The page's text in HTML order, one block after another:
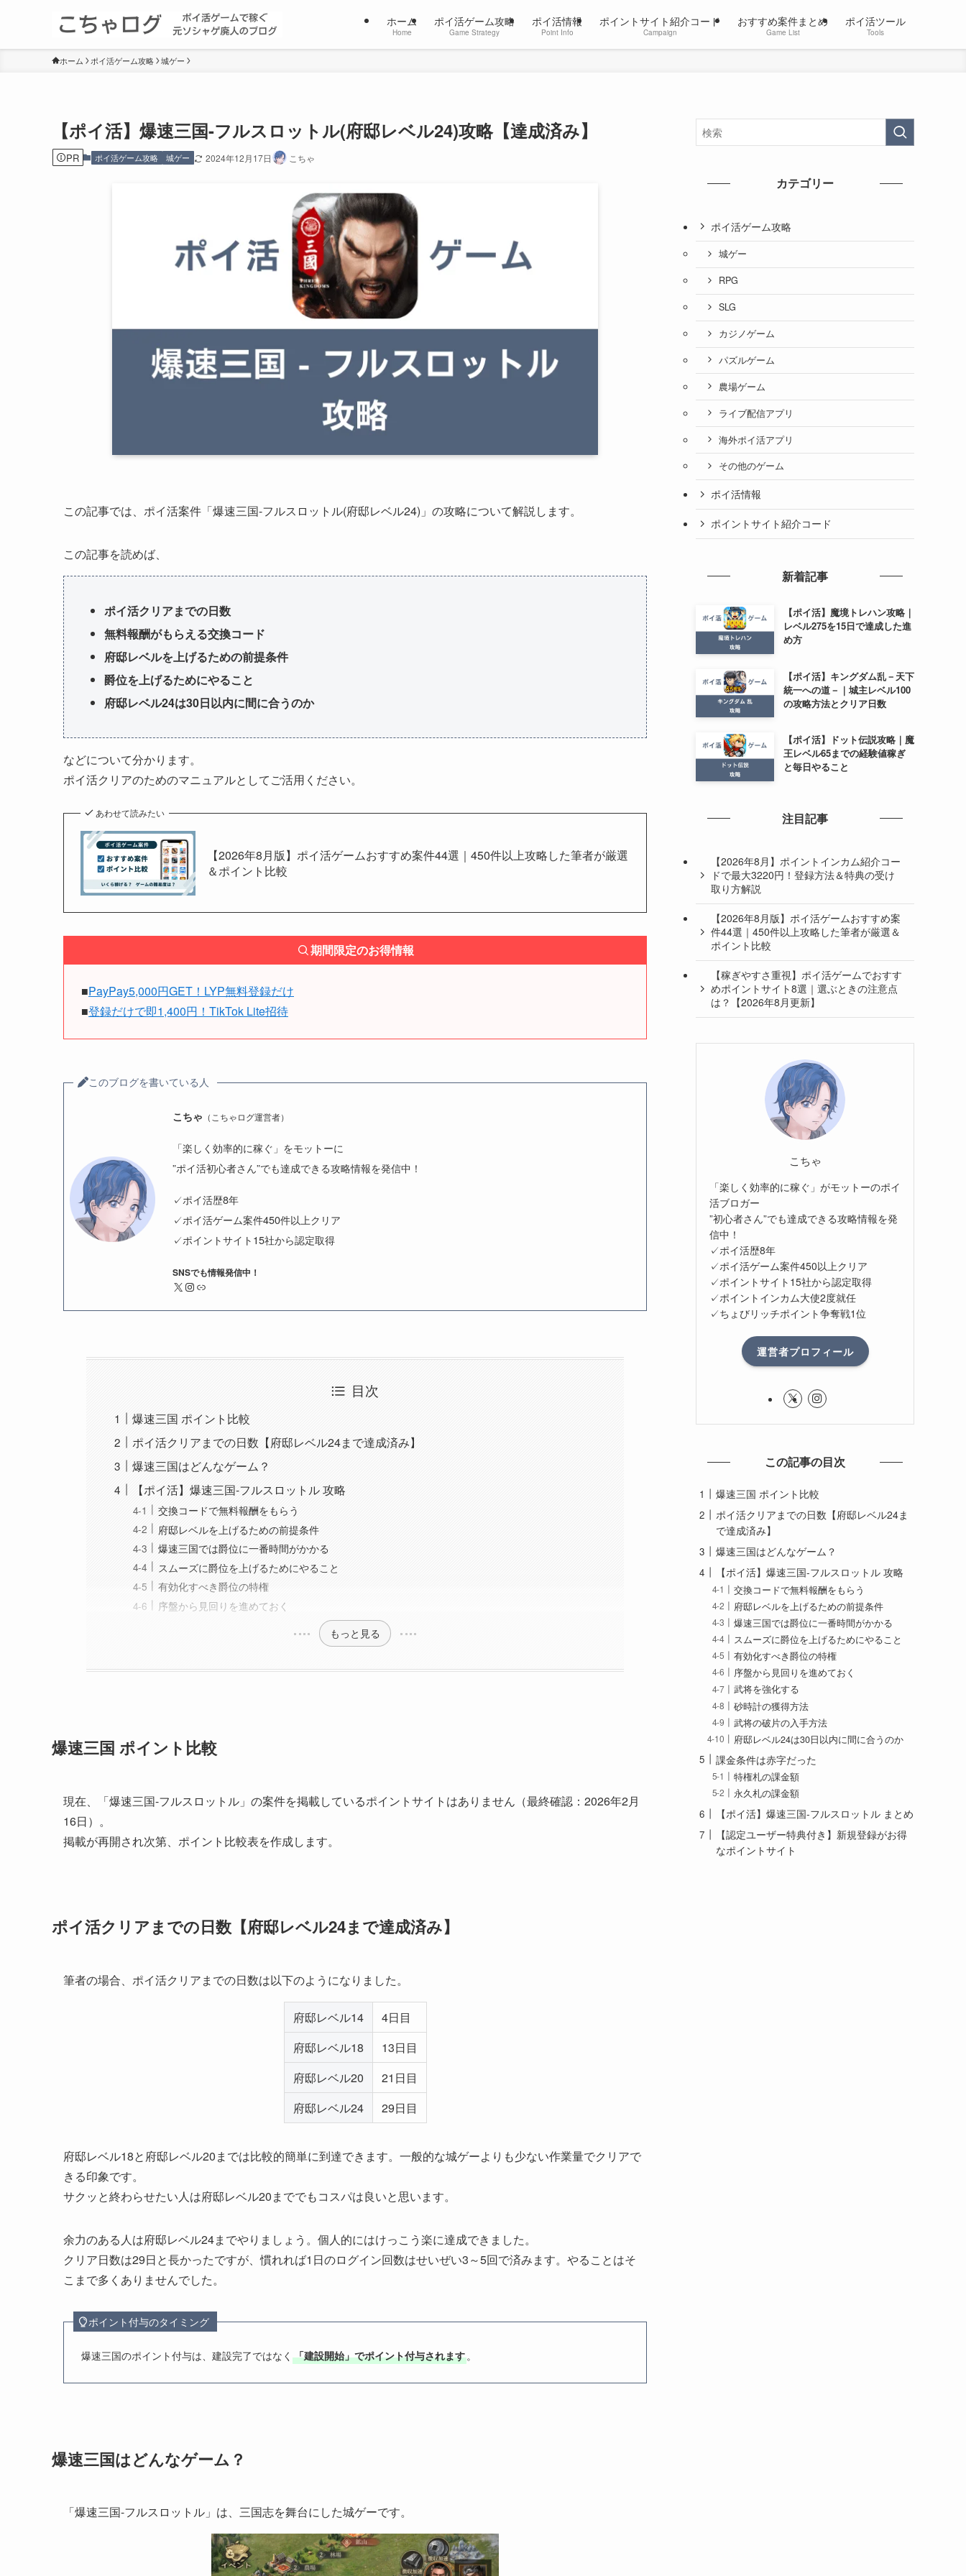
ホーム
Home
ポイ活ゲーム攻略
Game Strategy
ポイ活情報
Point Info
ポイントサイト紹介コード
Campaign
おすすめ案件まとめ
Game List
ポイ活ツール
Tools
ホーム ポイ活ゲーム攻略 城ゲー
【ポイ活】爆速三国-フルスロットル(府邸レベル24)攻略【達成済み】
PR ポイ活ゲーム攻略 城ゲー 2024年12月17日 こちゃ
この記事では、ポイ活案件「爆速三国-フルスロットル(府邸レベル24)」の攻略について解説します。
この記事を読めば、
ポイ活クリアまでの日数
無料報酬がもらえる交換コード
府邸レベルを上げるための前提条件
爵位を上げるためにやること
府邸レベル24は30日以内に間に合うのか
などについて分かります。
ポイ活クリアのためのマニュアルとしてご活用ください。
あわせて読みたい
【2026年8月版】ポイ活ゲームおすすめ案件44選｜450件以上攻略した筆者が厳選
＆ポイント比較
期間限定のお得情報
■PayPay5,000円GET！LYP無料登録だけ
■登録だけで即1,400円！TikTok Lite招待
このブログを書いている人
こちゃ （こちゃログ運営者）
「楽しく効率的に稼ぐ」をモットーに
”ポイ活初心者さん”でも達成できる攻略情報を発信中！
✓ポイ活歴8年
✓ポイ活ゲーム案件450件以上クリア
✓ポイントサイト15社から認定取得
SNSでも情報発信中！
X Instagram リンク
目次
爆速三国 ポイント比較
ポイ活クリアまでの日数【府邸レベル24まで達成済み】
爆速三国はどんなゲーム？
【ポイ活】爆速三国-フルスロットル 攻略
交換コードで無料報酬をもらう
府邸レベルを上げるための前提条件
爆速三国では爵位に一番時間がかかる
スムーズに爵位を上げるためにやること
有効化すべき爵位の特権
序盤から見回りを進めておく
もっと見る
爆速三国 ポイント比較
現在、「爆速三国-フルスロットル」の案件を掲載しているポイントサイトはありません（最終確認：2026年2月
16日）。
掲載が再開され次第、ポイント比較表を作成します。
ポイ活クリアまでの日数【府邸レベル24まで達成済み】
筆者の場合、ポイ活クリアまでの日数は以下のようになりました。
府邸レベル14
4日目
府邸レベル18
13日目
府邸レベル20
21日目
府邸レベル24
29日目
府邸レベル18と府邸レベル20までは比較的簡単に到達できます。一般的な城ゲーよりも少ない作業量でクリアで
きる印象です。
サクッと終わらせたい人は府邸レベル20まででもコスパは良いと思います。
余力のある人は府邸レベル24までやりましょう。個人的にはけっこう楽に達成できました。
クリア日数は29日と長かったですが、慣れれば1日のログイン回数はせいぜい3～5回で済みます。やることはそ
こまで多くありませんでした。
ポイント付与のタイミング
爆速三国のポイント付与は、建設完了ではなく 「建設開始」でポイント付与されます 。
爆速三国はどんなゲーム？
「爆速三国-フルスロットル」は、三国志を舞台にした城ゲーです。
カテゴリー
ポイ活ゲーム攻略
城ゲー
RPG
SLG
カジノゲーム
パズルゲーム
農場ゲーム
ライブ配信アプリ
海外ポイ活アプリ
その他のゲーム
ポイ活情報
ポイントサイト紹介コード
新着記事
【ポイ活】魔境トレハン攻略｜
レベル275を15日で達成した進
め方
【ポイ活】キングダム乱－天下
統一への道－｜城主レベル100
の攻略方法とクリア日数
【ポイ活】ドット伝説攻略｜魔
王レベル65までの経験値稼ぎ
と毎日やること
注目記事
【2026年8月】ポイントインカム紹介コー
ドで最大3220円！登録方法＆特典の受け
取り方解説
【2026年8月版】ポイ活ゲームおすすめ案
件44選｜450件以上攻略した筆者が厳選＆
ポイント比較
【稼ぎやすさ重視】ポイ活ゲームでおすす
めポイントサイト8選｜選ぶときの注意点
は？【2026年8月更新】
こちゃ
「楽しく効率的に稼ぐ」がモットーのポイ
活ブロガー
”初心者さん”でも達成できる攻略情報を発
信中！
✓ポイ活歴8年
✓ポイ活ゲーム案件450以上クリア
✓ポイントサイト15社から認定取得
✓ポイントインカム大使2度就任
✓ちょびリッチポイント争奪戦1位
運営者プロフィール
この記事の目次
爆速三国 ポイント比較
ポイ活クリアまでの日数【府邸レベル24ま
で達成済み】
爆速三国はどんなゲーム？
【ポイ活】爆速三国-フルスロットル 攻略
交換コードで無料報酬をもらう
府邸レベルを上げるための前提条件
爆速三国では爵位に一番時間がかかる
スムーズに爵位を上げるためにやること
有効化すべき爵位の特権
序盤から見回りを進めておく
武将を強化する
砂時計の獲得方法
武将の破片の入手方法
府邸レベル24は30日以内に間に合うのか
課金条件は赤字だった
特権札の課金額
永久札の課金額
【ポイ活】爆速三国-フルスロットル まとめ
【認定ユーザー特典付き】新規登録がお得
なポイントサイト